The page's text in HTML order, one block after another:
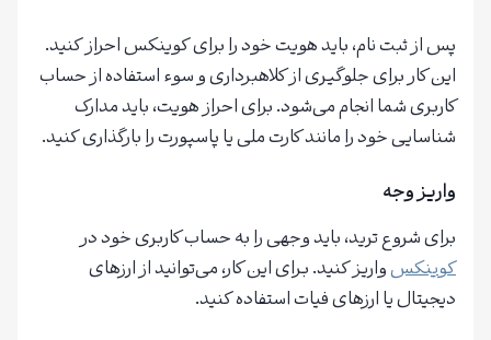
پس از ثبت نام، باید هویت خود را برای کوینکس احراز کنید.
این کار برای جلوگیری از کلاهبرداری و سوء استفاده از حساب
کاربری شما انجام می‌شود. برای احراز هویت، باید مدارک
شناسایی خود را مانند کارت ملی یا پاسپورت را بارگذاری کنید.
واریز وجه
برای شروع ترید، باید وجهی را به حساب کاربری خود در
کوینکسواریز کنید. بـرای این کار، می‌توانید از ارزهای
دیجیتال یا ارزهای فیات استفاده کنید.